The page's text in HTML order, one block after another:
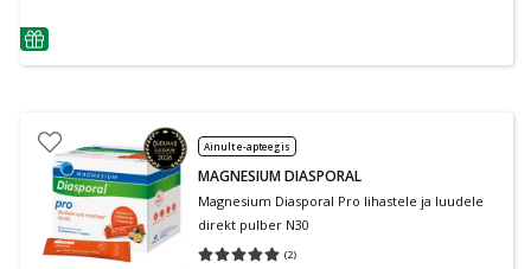
nõuanne
Ainult e-apteegis
MAGNESIUM DIASPORAL
Magnesium Diasporal Pro lihastele ja luudele
direkt pulber N30
(2)
Keskmine hinnang 5.00